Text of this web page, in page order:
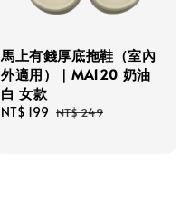
馬上有錢厚底拖鞋（室內
外適用）｜MA120 奶油
白 女款
Sale
NT$ 199 Regular
NT$ 249